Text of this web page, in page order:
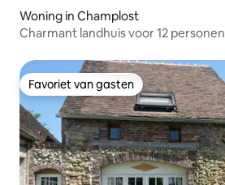
Woning in Champlost
Charmant landhuis voor 12 personen
Favoriet van gasten
Favoriet van gasten